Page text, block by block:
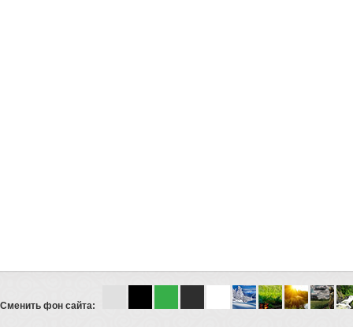
Сменить фон сайта: